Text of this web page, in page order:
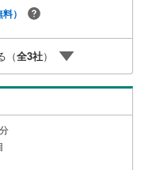
■平日・土日・祝祭日…
ご相談も随時開催中！■
ご相談 ○ご自宅査定
ます！
）
（全3社）